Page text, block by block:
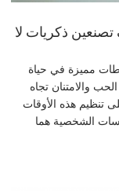
تصنعين ذكريات لا
مميزة في حياة
والامتنان تجاه
تنظيم هذه الأوقات
الشخصية هما